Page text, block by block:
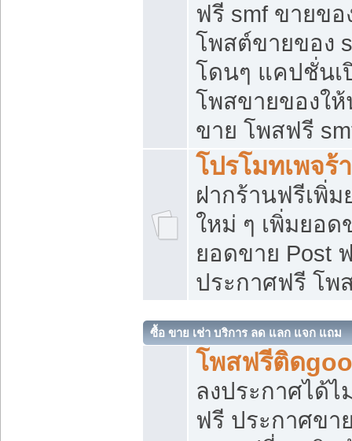
ฟรี smf ขายขอ
โพสต์ขายของ
โดนๆ แคปชั่นเ
โพสขายของใ
ขาย โพสฟรี
โปรโมทเพจร้
ฝากร้านฟรีเพิ่
ใหม่ ๆ เพิ่มยอด
ยอดขาย Post
ประกาศฟรี โพ
ซื้อ ขาย เช่า บริการ ลด แลก แจก แถม
โพสฟรีติด
ลงประกาศได้
ฟรี ประกาศข